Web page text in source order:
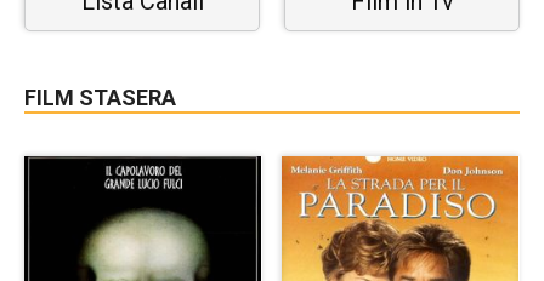
FILM STASERA